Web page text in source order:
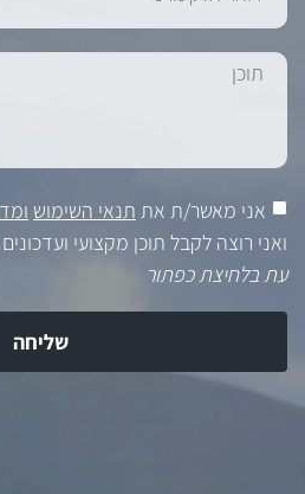
אני מאשר/ת את תנאי השימוש
ואני רוצה לקבל תוכן מקצועי
עת בלחיצת כפתור
שליחה